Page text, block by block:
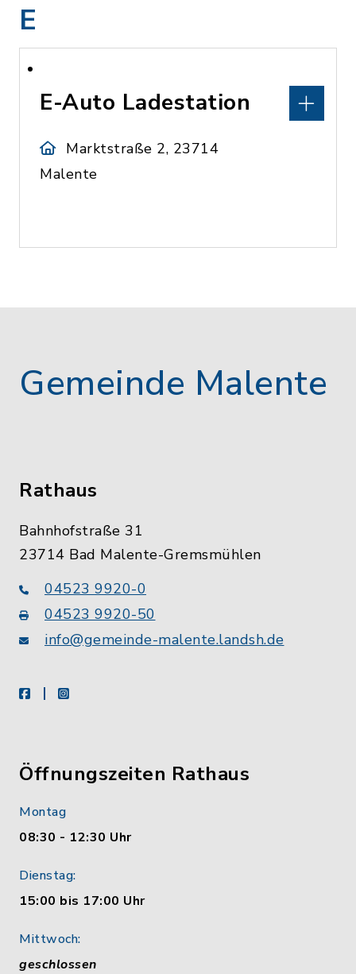
E
E-Auto Ladestation
Marktstraße 2, 23714
Malente
Gemeinde Malente
Rathaus
Bahnhofstraße 31
23714 Bad Malente-Gremsmühlen
04523 9920-0
04523 9920-50
info@gemeinde-malente.landsh.de
facebookinstagram
Öffnungszeiten Rathaus
Montag
08:30 - 12:30 Uhr
Dienstag:
15:00 bis 17:00 Uhr
Mittwoch:
geschlossen